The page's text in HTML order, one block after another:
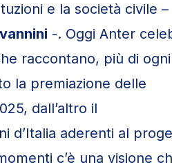
e la società civile –
-. Oggi Anter
raccontano, più di ogni
la premiazione delle
dall’altro il
d’Italia aderenti al
c’è una visione